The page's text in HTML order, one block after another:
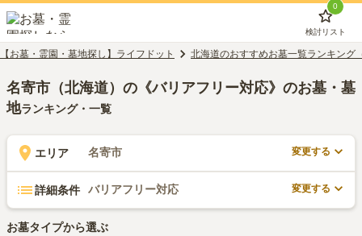
0
検討リスト
【お墓・霊園・墓地探し】ライフドット 北海道のおすすめお墓一覧ランキング
名寄市（北海道）の《バリアフリー対応》のお墓・墓
地ランキング・一覧
エリア 名寄市 変更する
詳細条件 バリアフリー対応 変更する
お墓タイプから選ぶ